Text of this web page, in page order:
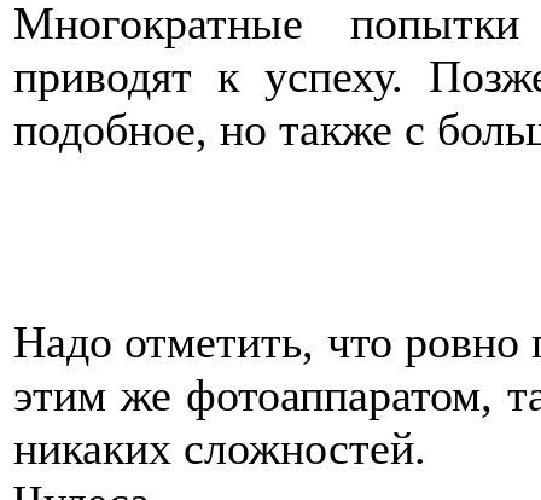
Многократные
приводят к успеху.
подобное, но также с
Надо отметить, что
этим же фотоаппаратом,
никаких сложностей.